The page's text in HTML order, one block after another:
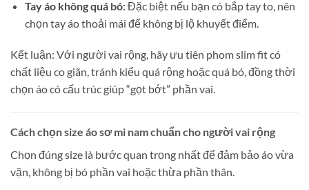
Tay áo không quá bó:Đặc biệt nếu bạn có bắp tay to, nên
chọn tay áo thoải mái để không bị lộ khuyết điểm.
Kết luận: Với người vai rộng, hãy ưu tiên phom slim fit có
chất liệu co giãn, tránh kiểu quá rộng hoặc quá bó, đồng thời
chọn áo có cấu trúc giúp “gọt bớt” phần vai.
Cách chọn size áo sơ mi nam chuẩn cho người vai rộng
Chọn đúng size là bước quan trọng nhất để đảm bảo áo vừa
vặn, không bị bó phần vai hoặc thừa phần thân.